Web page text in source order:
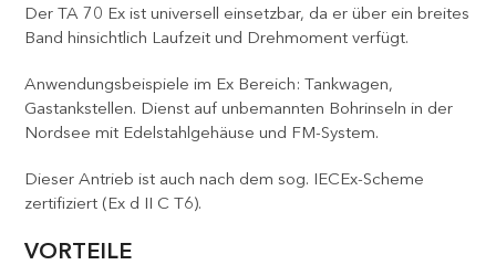
Der TA 70 Ex ist universell einsetzbar, da er über ein breites
Band hinsichtlich Laufzeit und Drehmoment verfügt.
Anwendungsbeispiele im Ex Bereich: Tankwagen,
Gastankstellen. Dienst auf unbemannten Bohrinseln in der
Nordsee mit Edelstahlgehäuse und FM-System.
Dieser Antrieb ist auch nach dem sog. IECEx-Scheme
zertifiziert (Ex d II C T6).
VORTEILE